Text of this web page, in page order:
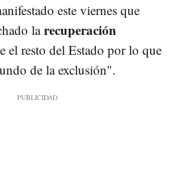
este viernes que
larecuperación
el resto del Estado por lo que
de la exclusión".